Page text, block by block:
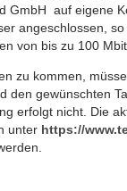
GmbH auf eigene
angeschlossen,
von bis zu 100
zu kommen,
den gewünschten
erfolgt nicht. Die
unter https://